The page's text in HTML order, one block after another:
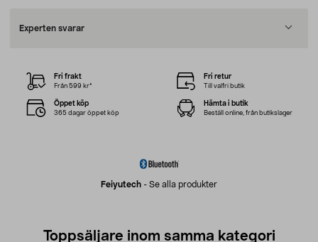
Experten svarar
Feiyutech - Se alla produkter
Fri frakt
Från 599 kr*
Fri retur
Till valfri butik
Öppet köp
365 dagar öppet köp
Hämta i butik
Beställ online, från butikslager
Toppsäljare inom samma kategori